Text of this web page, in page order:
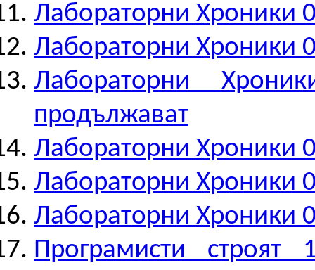
Лабораторни Хроники
Лабораторни Хроники
Лабораторни
продължават
Лабораторни Хроники
Лабораторни Хроники
Лабораторни Хроники
Програмисти